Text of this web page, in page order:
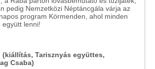
pedig Nemzetközi Néptáncgála várja az
program Körmenden, ahol minden
együtt lenni!
Tarisznyás együttes,
Csaba)